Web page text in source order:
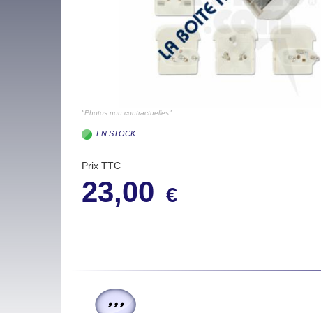
"Photos non contractuelles"
EN STOCK
Prix TTC
23,00 €